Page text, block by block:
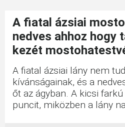
A fiatal ázsiai
nedves ahhoz hogy
kezét
A fiatal ázsiai lány nem
kívánságainak, és a
őt az ágyban. A kicsi
puncit, miközben a lány